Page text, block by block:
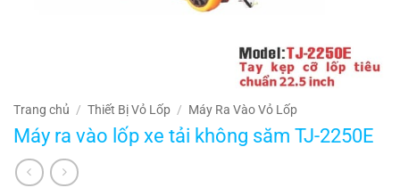
Trang chủ / Thiết Bị Vỏ Lốp / Máy Ra Vào Vỏ Lốp
Máy ra vào lốp xe tải không săm TJ-2250E